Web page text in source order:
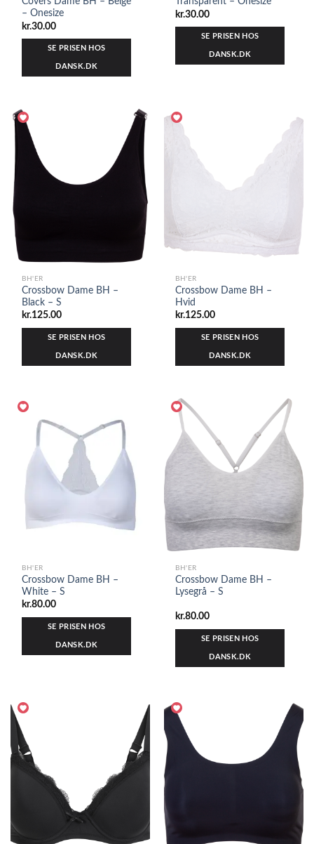
– Onesize
kr.30.00
SE PRISEN HOS
DANSK.DK
kr.30.00
SE PRISEN HOS
DANSK.DK
BH'ER
Crossbow Dame BH –
Black – S
kr.125.00
SE PRISEN HOS
DANSK.DK
BH'ER
Crossbow Dame BH –
Hvid
kr.125.00
SE PRISEN HOS
DANSK.DK
BH'ER
Crossbow Dame BH –
White – S
kr.80.00
SE PRISEN HOS
DANSK.DK
BH'ER
Crossbow Dame BH –
Lysegrå – S
kr.80.00
SE PRISEN HOS
DANSK.DK